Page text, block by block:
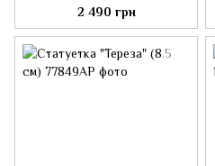
2 490 грн